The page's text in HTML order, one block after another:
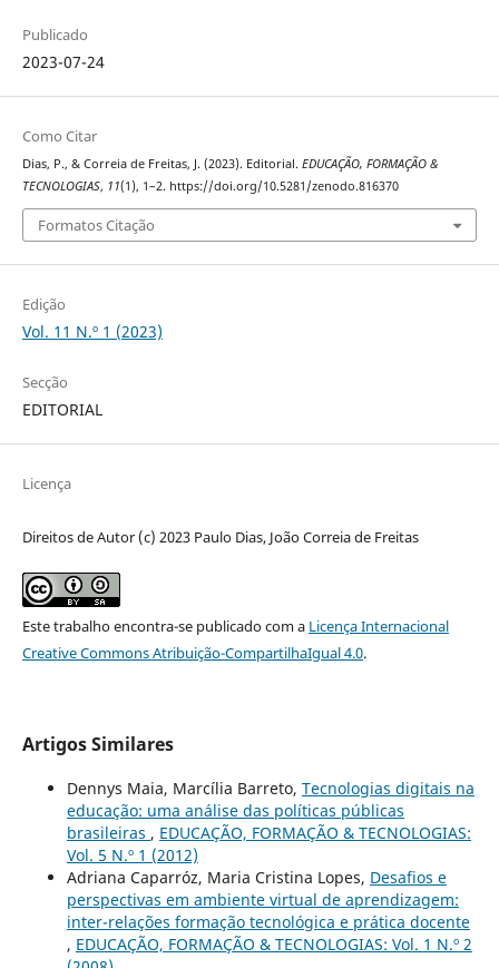
Publicado
2023-07-24
Como Citar
Dias, P., & Correia de Freitas, J. (2023). Editorial. EDUCAÇÃO, FORMAÇÃO &
TECNOLOGIAS, 11(1), 1–2. https://doi.org/10.5281/zenodo.816370
Formatos Citação
Edição
Vol. 11 N.º 1 (2023)
Secção
EDITORIAL
Licença
Direitos de Autor (c) 2023 Paulo Dias, João Correia de Freitas
Este trabalho encontra-se publicado com a Licença Internacional
Creative Commons Atribuição-CompartilhaIgual 4.0.
Artigos Similares
Dennys Maia, Marcília Barreto, Tecnologias digitais na
educação: uma análise das políticas públicas
brasileiras , EDUCAÇÃO, FORMAÇÃO & TECNOLOGIAS:
Vol. 5 N.º 1 (2012)
Adriana Caparróz, Maria Cristina Lopes, Desafios e
perspectivas em ambiente virtual de aprendizagem:
inter-relações formação tecnológica e prática docente
, EDUCAÇÃO, FORMAÇÃO & TECNOLOGIAS: Vol. 1 N.º 2